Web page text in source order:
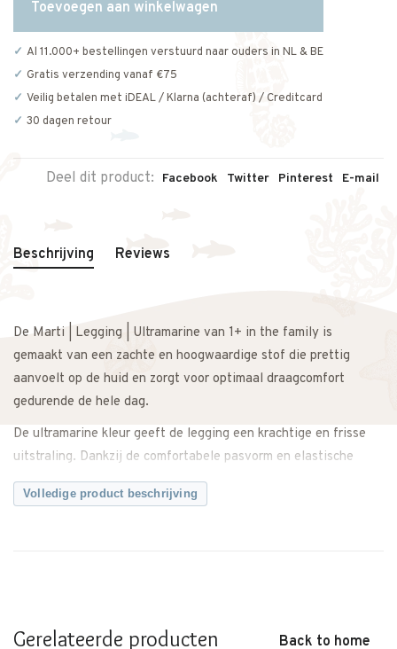
Toevoegen aan winkelwagen
Al 11.000+ bestellingen verstuurd naar ouders in NL & BE
Gratis verzending vanaf €75
Veilig betalen met iDEAL / Klarna (achteraf) / Creditcard
30 dagen retour
Deel dit product: Facebook Twitter Pinterest E-mail
Beschrijving Reviews
De Marti | Legging | Ultramarine van 1+ in the family is
gemaakt van een zachte en hoogwaardige stof die prettig
aanvoelt op de huid en zorgt voor optimaal draagcomfort
gedurende de hele dag.
De ultramarine kleur geeft de legging een krachtige en frisse
uitstraling. Dankzij de comfortabele pasvorm en elastische
tailleband sluit de legging mooi aan zonder te knellen. De
soepele stof biedt voldoende bewegingsvrijheid tijdens spelen,
Een comfortabele en tijdloze legging met een moderne, speelse
Volledige product beschrijving
Gerelateerde producten Back to home